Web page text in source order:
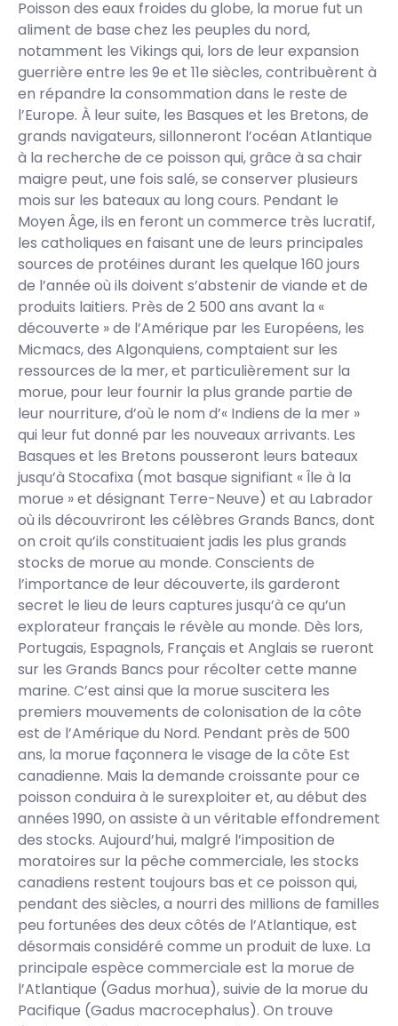
Poisson des eaux froides du globe, la morue fut un
aliment de base chez les peuples du nord,
notamment les Vikings qui, lors de leur expansion
guerrière entre les 9e et 11e siècles, contribuèrent à
en répandre la consommation dans le reste de
l’Europe. À leur suite, les Basques et les Bretons, de
grands navigateurs, sillonneront l’océan Atlantique
à la recherche de ce poisson qui, grâce à sa chair
maigre peut, une fois salé, se conserver plusieurs
mois sur les bateaux au long cours. Pendant le
Moyen Âge, ils en feront un commerce très lucratif,
les catholiques en faisant une de leurs principales
sources de protéines durant les quelque 160 jours
de l’année où ils doivent s’abstenir de viande et de
produits laitiers. Près de 2 500 ans avant la «
découverte » de l’Amérique par les Européens, les
Micmacs, des Algonquiens, comptaient sur les
ressources de la mer, et particulièrement sur la
morue, pour leur fournir la plus grande partie de
leur nourriture, d’où le nom d’« Indiens de la mer »
qui leur fut donné par les nouveaux arrivants. Les
Basques et les Bretons pousseront leurs bateaux
jusqu’à Stocafixa (mot basque signifiant « Île à la
morue » et désignant Terre-Neuve) et au Labrador
où ils découvriront les célèbres Grands Bancs, dont
on croit qu’ils constituaient jadis les plus grands
stocks de morue au monde. Conscients de
l’importance de leur découverte, ils garderont
secret le lieu de leurs captures jusqu’à ce qu’un
explorateur français le révèle au monde. Dès lors,
Portugais, Espagnols, Français et Anglais se rueront
sur les Grands Bancs pour récolter cette manne
marine. C’est ainsi que la morue suscitera les
premiers mouvements de colonisation de la côte
est de l’Amérique du Nord. Pendant près de 500
ans, la morue façonnera le visage de la côte Est
canadienne. Mais la demande croissante pour ce
poisson conduira à le surexploiter et, au début des
années 1990, on assiste à un véritable effondrement
des stocks. Aujourd’hui, malgré l’imposition de
moratoires sur la pêche commerciale, les stocks
canadiens restent toujours bas et ce poisson qui,
pendant des siècles, a nourri des millions de familles
peu fortunées des deux côtés de l’Atlantique, est
désormais considéré comme un produit de luxe. La
principale espèce commerciale est la morue de
l’Atlantique (Gadus morhua), suivie de la morue du
Pacifique (Gadus macrocephalus). On trouve